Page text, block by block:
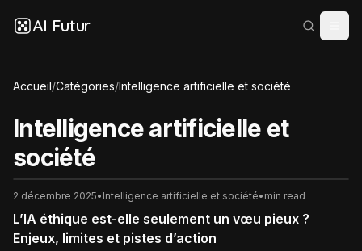
AI Futur
Accueil/Catégories/Intelligence artificielle et société
Intelligence artificielle et
société
2 décembre 2025• Intelligence artificielle et société• min read
L’IA éthique est-elle seulement un vœu pieux ?
Enjeux, limites et pistes d’action